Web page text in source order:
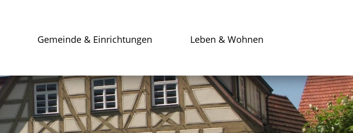
Gemeinde & Einrichtungen Leben & Wohnen